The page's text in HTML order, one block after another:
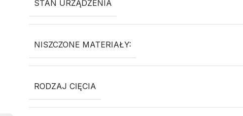
STAN URZĄDZENIA
NISZCZONE MATERIAŁY:
RODZAJ CIĘCIA